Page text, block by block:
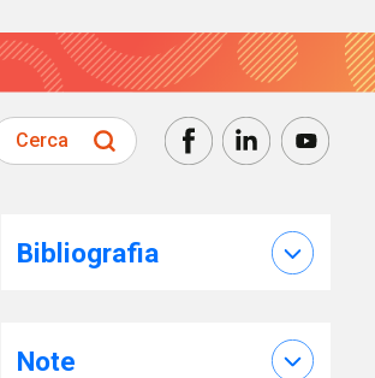
Cerca
Bibliografia
Note